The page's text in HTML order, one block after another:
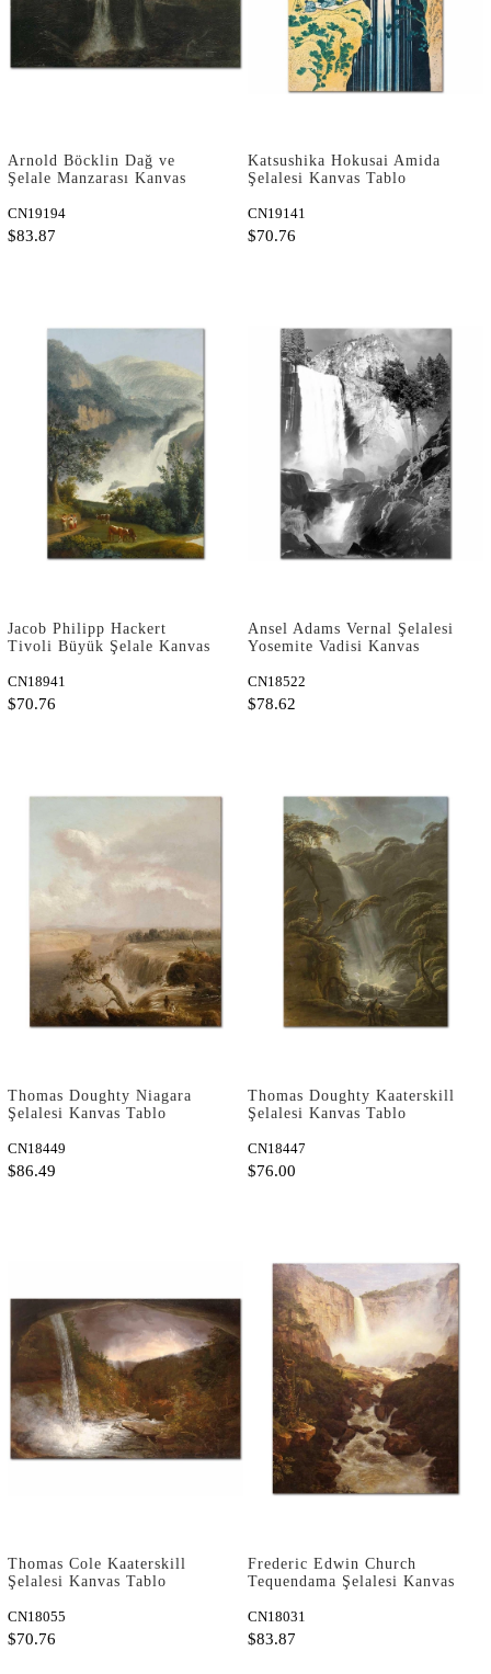
Arnold Böcklin Dağ ve
Şelale Manzarası Kanvas
CN19194
$83.87
Katsushika Hokusai Amida
Şelalesi Kanvas Tablo
CN19141
$70.76
Jacob Philipp Hackert
Tivoli Büyük Şelale Kanvas
CN18941
$70.76
Ansel Adams Vernal Şelalesi
Yosemite Vadisi Kanvas
CN18522
$78.62
Thomas Doughty Niagara
Şelalesi Kanvas Tablo
CN18449
$86.49
Thomas Doughty Kaaterskill
Şelalesi Kanvas Tablo
CN18447
$76.00
Thomas Cole Kaaterskill
Şelalesi Kanvas Tablo
CN18055
$70.76
Frederic Edwin Church
Tequendama Şelalesi Kanvas
CN18031
$83.87